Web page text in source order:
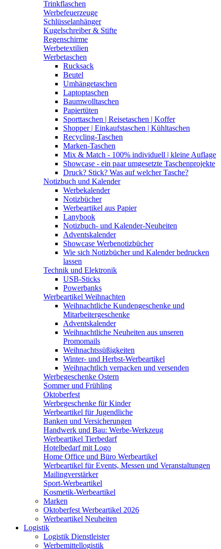
Trinkflaschen
Werbefeuerzeuge
Schlüsselanhänger
Kugelschreiber & Stifte
Regenschirme
Werbetextilien
Werbetaschen
Rucksack
Beutel
Umhängetaschen
Laptoptaschen
Baumwolltaschen
Papiertüten
Sporttaschen | Reisetaschen | Koffer
Shopper | Einkaufstaschen | Kühltaschen
Recycling-Taschen
Marken-Taschen
Mix & Match - 100% individuell | kleine Auflage
Showcase - ein paar umgesetzte Taschenprojekte
Druck? Stick? Was auf welcher Tasche?
Notizbuch und Kalender
Werbekalender
Notizbücher
Werbeartikel aus Papier
Lanybook
Notizbuch- und Kalender-Neuheiten
Adventskalender
Showcase Werbenotizbücher
Wie sich Notizbücher und Kalender bedrucken
lassen
Technik und Elektronik
USB-Sticks
Powerbanks
Werbeartikel Weihnachten
Weihnachtliche Kundengeschenke und
Mitarbeitergeschenke
Adventskalender
Weihnachtliche Neuheiten aus unseren
Promomails
Weihnachtssüßigkeiten
Winter- und Herbst-Werbeartikel
Weihnachtlich verpacken und versenden
Werbegeschenke Ostern
Sommer und Frühling
Oktoberfest
Werbegeschenke für Kinder
Werbeartikel für Jugendliche
Banken und Versicherungen
Handwerk und Bau: Werbe-Werkzeug
Werbeartikel Tierbedarf
Hotelbedarf mit Logo
Home Office und Büro Werbeartikel
Werbeartikel für Events, Messen und Veranstaltungen
Mailingverstärker
Sport-Werbeartikel
Kosmetik-Werbeartikel
Marken
Oktoberfest Werbeartikel 2026
Werbeartikel Neuheiten
Logistik
Logistik Dienstleister
Werbemittellogistik